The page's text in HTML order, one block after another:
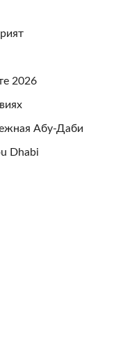
2026
Абу-Даби
Dhabi